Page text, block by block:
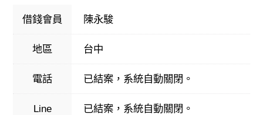
借錢會員 陳永駿
地區 台中
電話 已結案，系統自動關閉。
Line 已結案，系統自動關閉。